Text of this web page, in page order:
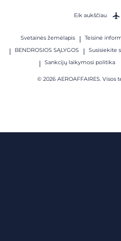
Svetainės žemėlapis
Teisinė
BENDROSIOS SĄLYGOS
Susisiekite
Sankcijų laikymosi politika
© 2026 AEROAFFAIRES. Visos
Eik aukščiau